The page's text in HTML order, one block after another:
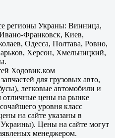
регионы Украны: Винница,
Франковск, Киев,
Одесса, Полтава, Ровно,
Херсон, Хмельницкий,
Ходовик.ком
для грузовых авто,
легковые автомобили и
цены на рынке
уровня класс
на сайте указаны в
Цены на сайте могут
менеджером.